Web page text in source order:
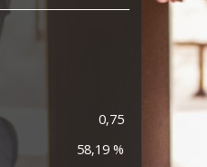
0,75
58,19 %